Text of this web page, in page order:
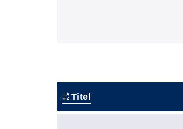
Titel